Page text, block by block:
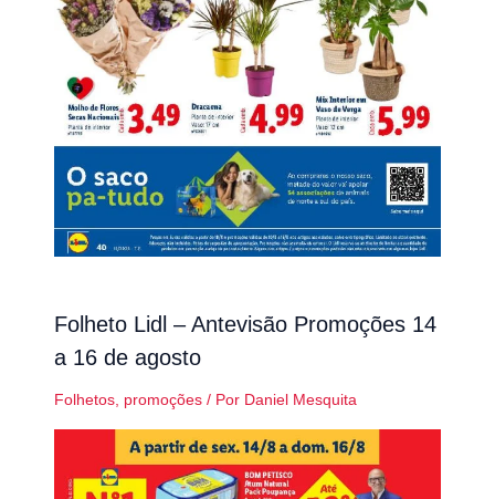
Folheto Lidl – Antevisão Promoções 14
a 16 de agosto
Folhetos, promoções/ Por Daniel Mesquita